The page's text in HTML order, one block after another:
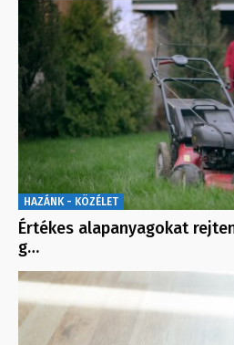
HAZÁNK - KÖZÉLET
Értékes alapanyagokat
g…